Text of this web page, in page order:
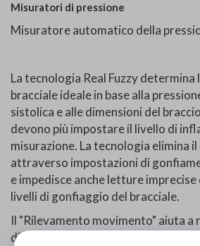
Misuratori di pressione
Misuratore automatico della
La tecnologia Real Fuzzy determina
bracciale ideale in base alla
sistolica e alle dimensioni del
devono più impostare il livello di
misurazione. La tecnologia elimina
attraverso impostazioni di
e impedisce anche letture
livelli di gonfiaggio del bracciale.
Il "Rilevamento movimento" aiuta
di rimanere fermo e indica qualsiasi